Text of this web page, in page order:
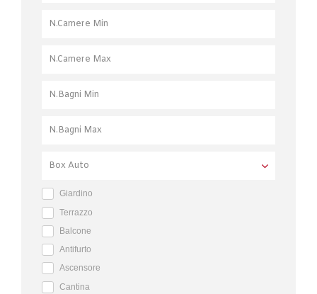
Giardino
Terrazzo
Balcone
Antifurto
Ascensore
Cantina